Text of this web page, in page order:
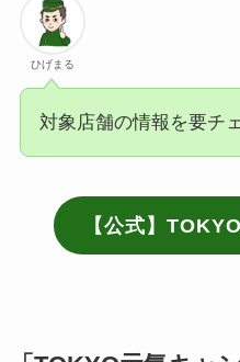
ひげまる
対象店舗の情報を要チ
【公式】